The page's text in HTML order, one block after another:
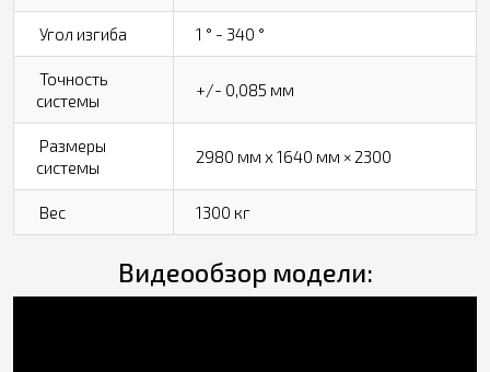
Угол изгиба 1 ° - 340 °
Точность
системы
+/- 0,085 мм
Размеры
системы
2980 мм х 1640 мм × 2300
Вес 1300 кг
Видеообзор модели: